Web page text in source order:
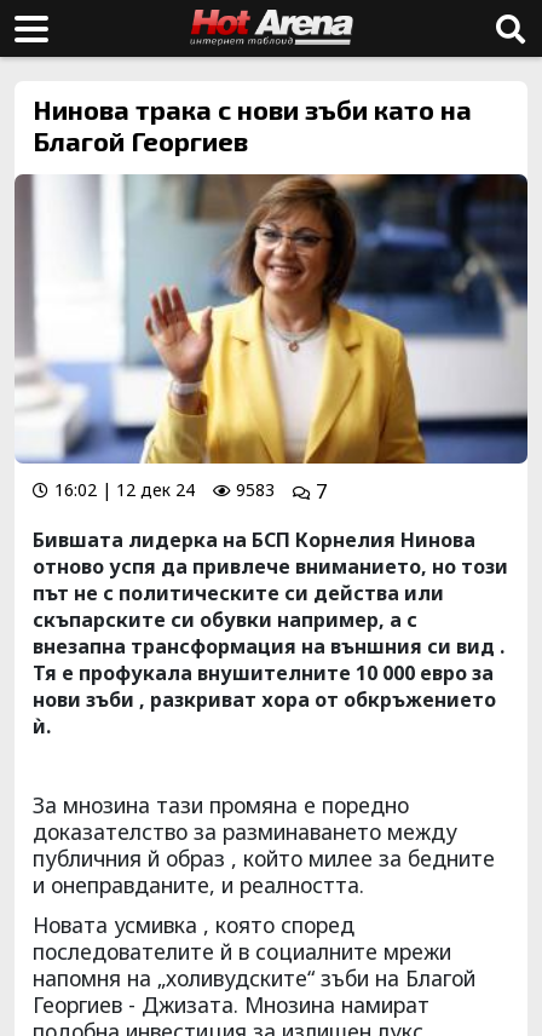
Нинова трака с нови зъби като на
Благой Георгиев
16:02 | 12 дек 24 9583
7
Бившата лидерка на БСП Корнелия Нинова
отново успя да привлече вниманието, но този
път не с политическите си действа или
скъпарските си обувки например, а с
внезапна трансформация на външния си вид .
Тя е профукала внушителните 10 000 евро за
нови зъби , разкриват хора от обкръжението
ѝ.
За мнозина тази промяна е поредно
доказателство за разминаването между
публичния й образ , който милее за бедните
и онеправданите, и реалността.
Новата усмивка , която според
последователите й в социалните мрежи
напомня на „холивудските“ зъби на Благой
Георгиев - Джизата. Мнозина намират